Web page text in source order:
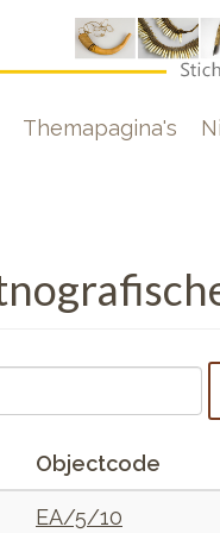
Themapagina's
Objectcode
EA/5/10